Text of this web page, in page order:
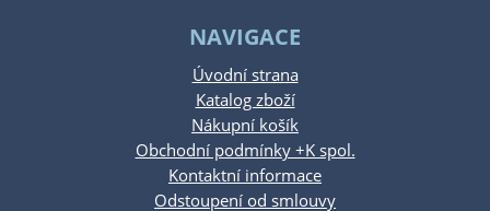
NAVIGACE
Úvodní strana
Katalog zboží
Nákupní košík
Obchodní podmínky +K spol.
Kontaktní informace
Odstoupení od smlouvy